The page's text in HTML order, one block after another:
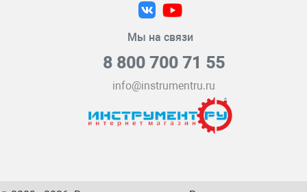
Мы на связи
8 800 700 71 55
info@instrumentru.ru